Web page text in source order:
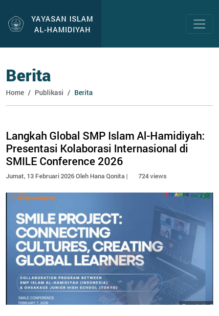
YAYASAN ISLAM
AL-HAMIDIYAH
Berita
Home Publikasi Berita
Langkah Global SMP Islam Al-Hamidiyah:
Presentasi Kolaborasi Internasional di
SMILE Conference 2026
Jumat, 13 Februari 2026 Oleh Hana Qonita | 724 views